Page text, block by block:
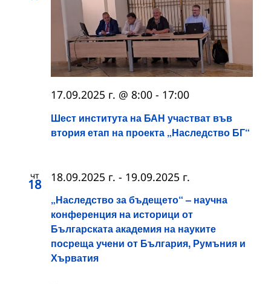
Шест института на БАН участват във
втория етап на проекта „Наследство БГ“
17.09.2025 г. @ 8:00 - 17:00
чт
18
„Наследство за бъдещето“ – научна
конференция на историци от
Българската академия на науките
посреща учени от България, Румъния и
Хърватия
18.09.2025 г. - 19.09.2025 г.